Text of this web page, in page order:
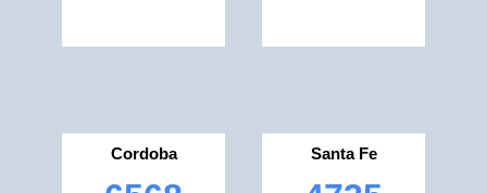
Cordoba Santa Fe